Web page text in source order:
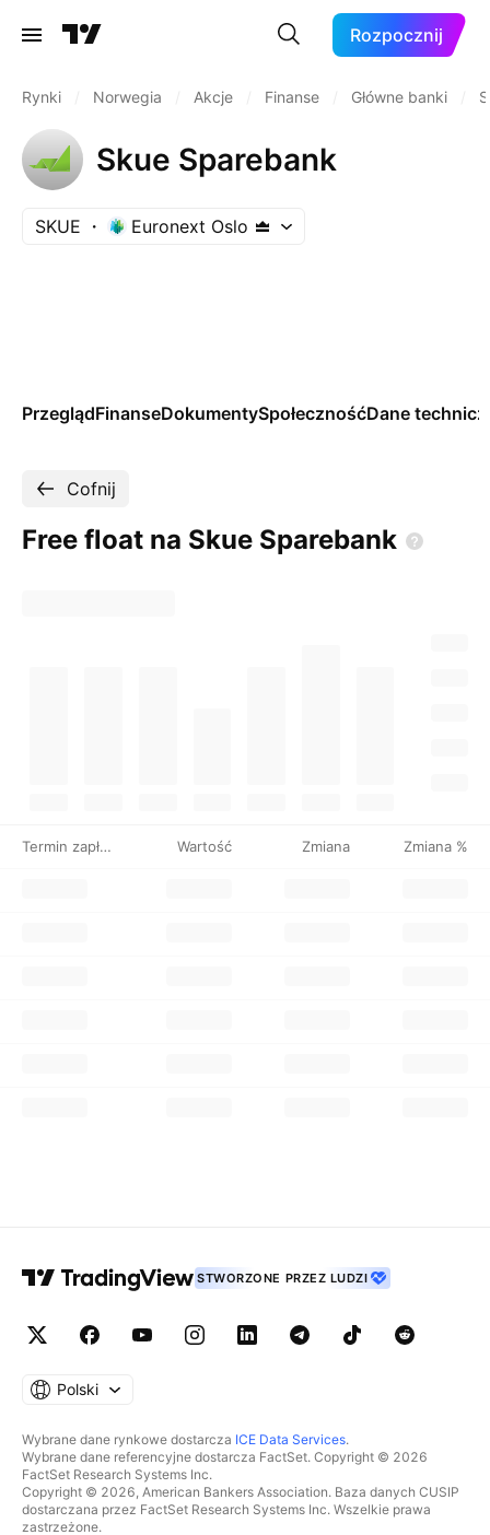
Rozpocznij
Rynki Norwegia Akcje Finanse Główne banki
Skue Sparebank
SKUE Euronext Oslo
PrzeglądFinanseDokumentySpołecznośćDane
Cofnij
Free float na Skue Sparebank
Termin zapłaty Wartość Zmiana Zmiana %
STWORZONE PRZEZ LUDZI
Polski
Wybrane dane rynkowe dostarcza ICE Data Services.
Wybrane dane referencyjne dostarcza FactSet. Copyright © 2026
FactSet Research Systems Inc.
Copyright © 2026, American Bankers Association. Baza danych CUSIP
dostarczana przez FactSet Research Systems Inc. Wszelkie prawa
zastrzeżone.